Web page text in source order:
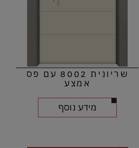
שריונית 8002 עם פס
אמצע
מידע נוסף